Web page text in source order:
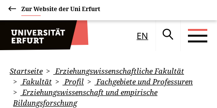
Zur Website der Uni Erfurt
EN
Startseite
Erziehungswissenschaftliche Fakultät
Fakultät
Profil
Fachgebiete und Professuren
Erziehungswissenschaft und empirische
Bildungsforschung